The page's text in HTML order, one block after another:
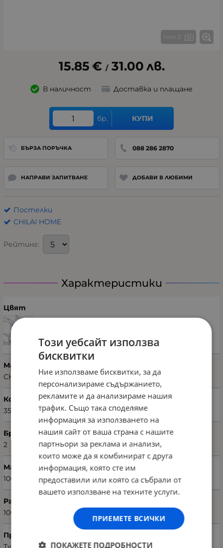
1 от 2
15.85 € / 31.00 лв.
В наличност Доставка и плащане
бр. КУПИ
БЪРЗА ПОРЪЧКА 088 286 2870
НАПРАВИ ЗАПИТВАНЕ ДОБАВИ В ЛЮБИМИ
Постелки
CHILAI HOME
Рейтинг:
Характеристики
Цвят
Марка
CHILAI HOME
Код на продукта
359CHL2459
Брой части
2
Материал
100% полиестер
Размери на постелка (Ш х Д)
100 х 60 см; 50 х 60 см
Произход
Този уебсайт използва
бисквитки
Ние използваме бисквитки, за да
персонализираме съдържанието,
рекламите и да анализираме нашия
трафик. Също така споделяме
информация за използването на
нашия сайт от ваша страна с нашите
партньори за реклама и анализи,
които може да я комбинират с друга
информация, която сте им
предоставили или която са събрали от
вашето използване на техните услуги.
ПРИЕМЕТЕ ВСИЧКИ
ПОКАЖЕТЕ ПОДРОБНОСТИ